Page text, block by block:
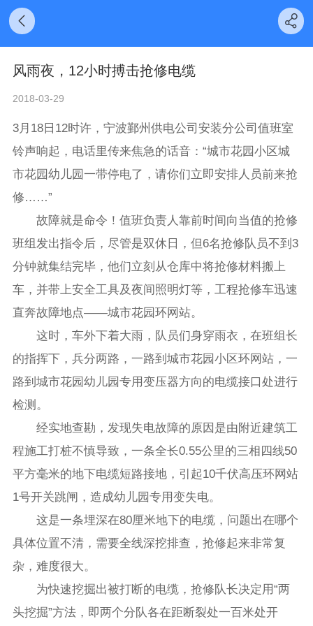
风雨夜，12小时搏击抢修电缆
2018-03-29
3月18日12时许，宁波鄞州供电公司安装分公司值班室
铃声响起，电话里传来焦急的话音：“城市花园小区城
市花园幼儿园一带停电了，请你们立即安排人员前来抢
修……”
故障就是命令！值班负责人靠前时间向当值的抢修
班组发出指令后，尽管是双休日，但6名抢修队员不到3
分钟就集结完毕，他们立刻从仓库中将抢修材料搬上
车，并带上安全工具及夜间照明灯等，工程抢修车迅速
直奔故障地点——城市花园环网站。
这时，车外下着大雨，队员们身穿雨衣，在班组长
的指挥下，兵分两路，一路到城市花园小区环网站，一
路到城市花园幼儿园专用变压器方向的电缆接口处进行
检测。
经实地查勘，发现失电故障的原因是由附近建筑工
程施工打桩不慎导致，一条全长0.55公里的三相四线50
平方毫米的地下电缆短路接地，引起10千伏高压环网站
1号开关跳闸，造成幼儿园专用变失电。
这是一条埋深在80厘米地下的电缆，问题出在哪个
具体位置不清，需要全线深挖排查，抢修起来非常复
杂，难度很大。
为快速挖掘出被打断的电缆，抢修队长决定用“两
头挖掘”方法，即两个分队各在距断裂处一百米处开